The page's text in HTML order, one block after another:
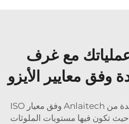
عملياتك مع غرف
وفق معايير الأيزو
توفر غرف النظافة المعتمدة من Anlaitech وفق معيار ISO
حيث تكون فيها مستويات الملوثات